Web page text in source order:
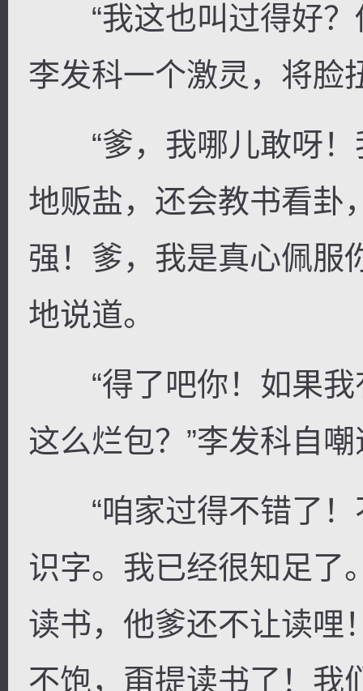
“我这也叫过得好？
李发科一个激灵，将脸
“爹，我哪儿敢呀！
地贩盐，还会教书看卦
强！爹，我是真心佩服
地说道。
“得了吧你！如果我
这么烂包？”李发科自
“咱家过得不错了！
识字。我已经很知足了
读书，他爹还不让读哩
不饱，甭提读书了！我